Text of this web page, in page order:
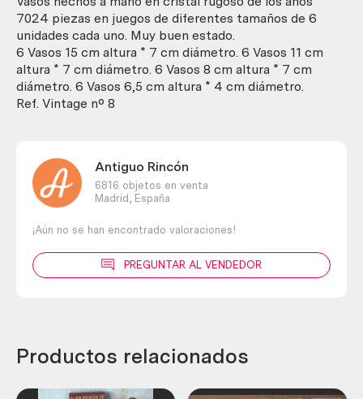
Años
70.
Vidrio
rugoso.
cantidad
7024 piezas en juegos de diferentes tamaños de 6
unidades cada uno. Muy buen estado.
6 Vasos 15 cm altura * 7 cm diámetro. 6 Vasos 11 cm
altura * 7 cm diámetro. 6 Vasos 8 cm altura * 7 cm
diámetro. 6 Vasos 6,5 cm altura * 4 cm diámetro.
Ref. Vintage nº 8
Antiguo Rincón
6816 objetos en venta
Madrid,
España
¡Aún no se han encontrado valoraciones!
PREGUNTAR AL VENDEDOR
Productos relacionados